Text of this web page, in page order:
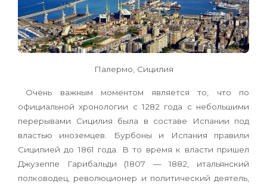
Палермо, Сицилия
Очень важным моментом является то, что по
официальной хронологии с 1282 года с небольшими
перерывами Сицилия была в составе Испании под
властью иноземцев. Бурбоны и Испания правили
Сицилией до 1861 года. В то время к власти пришел
Джузеппе Гарибальди (1807 — 1882, итальянский
полководец, революционер и политический деятель,